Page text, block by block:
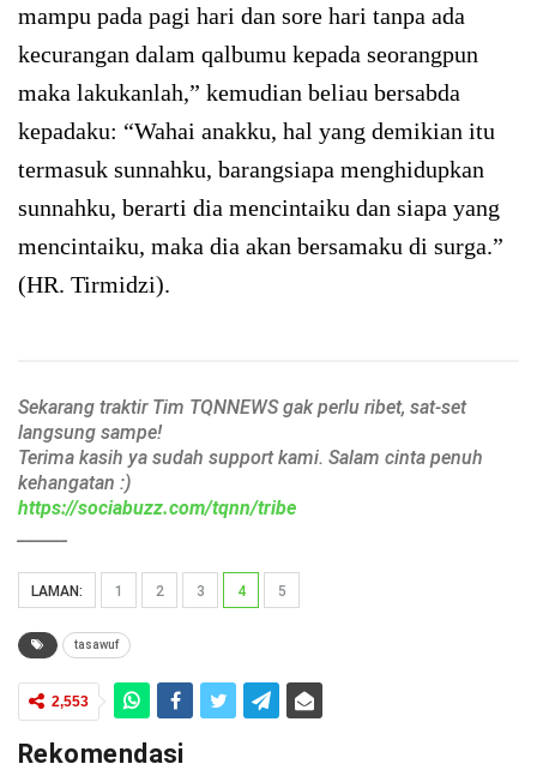
mampu pada pagi hari dan sore hari tanpa ada
kecurangan dalam qalbumu kepada seorangpun
maka lakukanlah,” kemudian beliau bersabda
kepadaku: “Wahai anakku, hal yang demikian itu
termasuk sunnahku, barangsiapa menghidupkan
sunnahku, berarti dia mencintaiku dan siapa yang
mencintaiku, maka dia akan bersamaku di surga.”
(HR. Tirmidzi).
Sekarang traktir Tim TQNNEWS gak perlu ribet, sat-set
langsung sampe!
Terima kasih ya sudah support kami. Salam cinta penuh
kehangatan :)
https://sociabuzz.com/tqnn/tribe
LAMAN: 1 2 3 4 5
tasawuf
2,553
Rekomendasi